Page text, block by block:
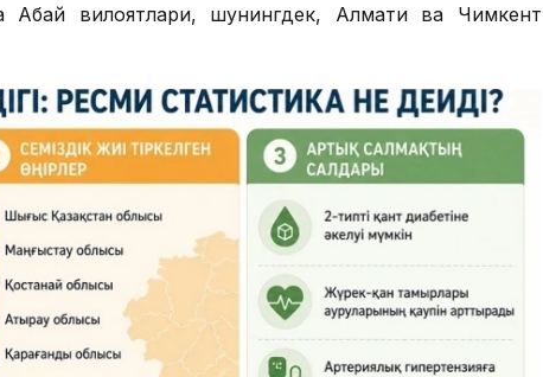
Абай вилоятлари, шунингдек, Алмати ва Чимкент